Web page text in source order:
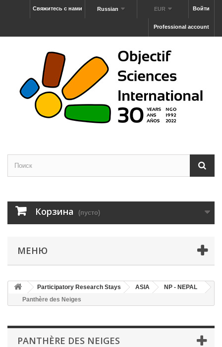
Войти
EUR
Russian
Свяжитесь с нами
Professional account
Корзина (пусто)
МЕНЮ
Participatory Research Stays ASIA
NP - NEPAL
Panthère des Neiges
PANTHÈRE DES NEIGES